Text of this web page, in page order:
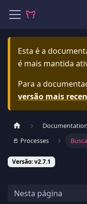
Esta é a
é mais mantida
Para a
versão mais
Documentation
🚪 Processes
Versão: v2.7.1
Nesta página